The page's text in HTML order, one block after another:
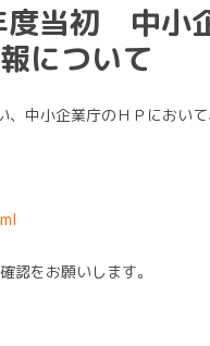
度当初 中小
について
中小企業庁のＨＰにおい
認をお願いします。